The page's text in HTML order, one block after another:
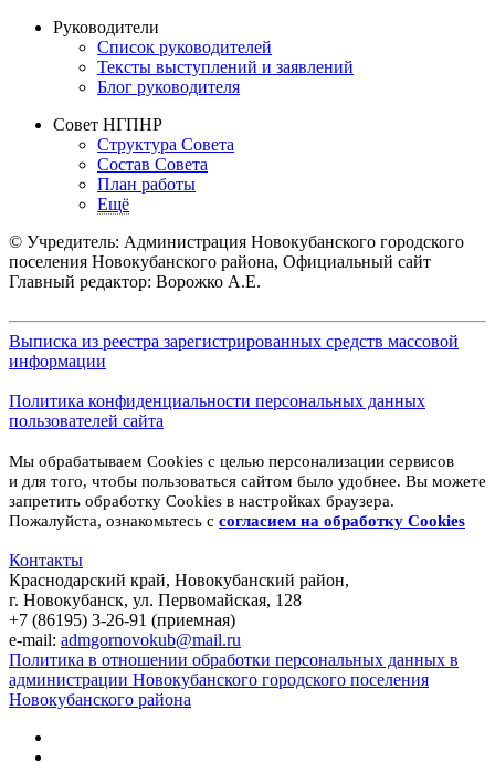
Руководители
Список руководителей
Тексты выступлений и заявлений
Блог руководителя
Совет НГПНР
Структура Совета
Состав Совета
План работы
Ещё
© Учредитель: Администрация Новокубанского городского
поселения Новокубанского района, Официальный сайт
Главный редактор: Ворожко А.Е.
Выписка из реестра зарегистрированных средств массовой
информации
Политика конфиденциальности персональных данных
пользователей сайта
Мы обрабатываем Cookies с целью персонализации сервисов
и для того, чтобы пользоваться сайтом было удобнее. Вы можете
запретить обработку Cookies в настройках браузера.
Пожалуйста, ознакомьтесь с согласием на обработку Cookies
Контакты
Краснодарский край, Новокубанский район,
г. Новокубанск, ул. Первомайская, 128
+7 (86195) 3-26-91 (приемная)
e-mail: admgornovokub@mail.ru
Политика в отношении обработки персональных данных в
администрации Новокубанского городского поселения
Новокубанского района